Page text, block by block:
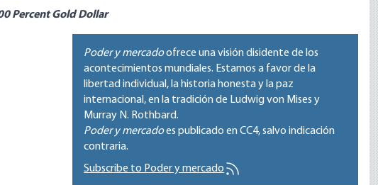
Percent Gold Dollar
Poder y mercadoofrece una visión disidente de los
acontecimientos mundiales. Estamos a favor de la
libertad individual, la historia honesta y la paz
internacional, en la tradición de Ludwig von Mises y
Murray N. Rothbard.
Poder y mercadoes publicado enCC4, salvo indicación
contraria.
Subscribe to Poder y mercado